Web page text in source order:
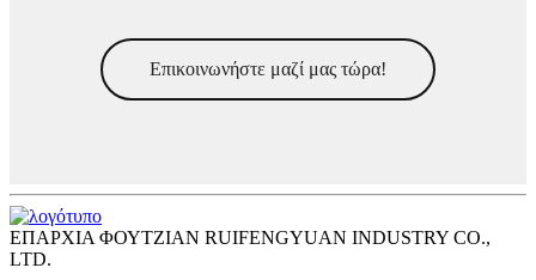
Επικοινωνήστε μαζί μας τώρα!
ΕΠΑΡΧΙΑ ΦΟΥΤΖΙΑΝ RUIFENGYUAN INDUSTRY CO.,
LTD.